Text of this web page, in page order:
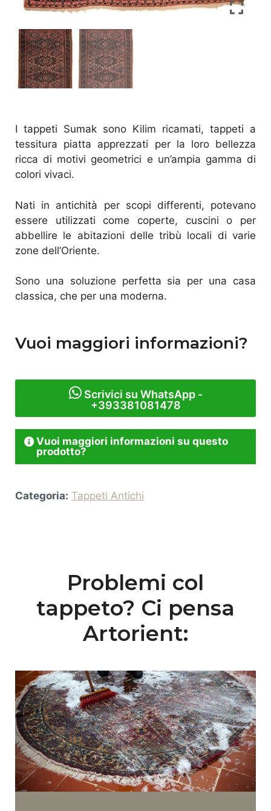
I tappeti Sumak sono Kilim ricamati, tappeti a
tessitura piatta apprezzati per la loro bellezza
ricca di motivi geometrici e un’ampia gamma di
colori vivaci.
Nati in antichità per scopi differenti, potevano
essere utilizzati come coperte, cuscini o per
abbellire le abitazioni delle tribù locali di varie
zone dell’Oriente.
Sono una soluzione perfetta sia per una casa
classica, che per una moderna.
Vuoi maggiori informazioni?
Scrivici su WhatsApp -
+393381081478
Vuoi maggiori informazioni su questo
prodotto?
Categoria: Tappeti Antichi
Problemi col
tappeto? Ci pensa
Artorient: